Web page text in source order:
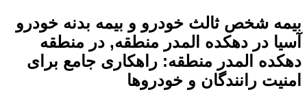
بیمه شخص ثالث خودرو و بیمه بدنه خودرو
آسیا در دهکده المدر منطقه, در منطقه
دهکده المدر منطقه: راهکاری جامع برای
امنیت رانندگان و خودروها